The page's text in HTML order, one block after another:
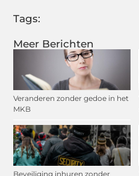
Meer Berichten
Veranderen zonder gedoe in het
MKB
Beveiliging inhuren zonder
Tags: